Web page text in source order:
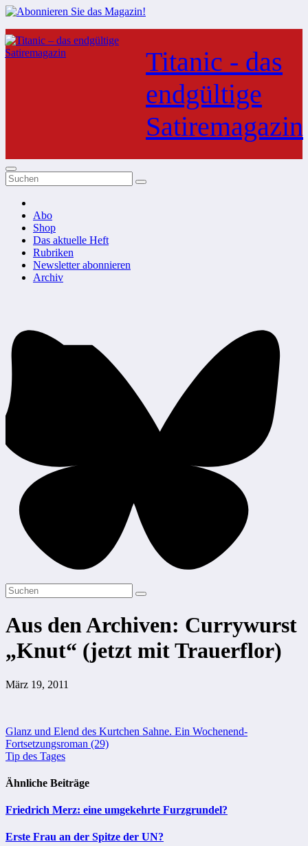
Zum
Inhalt
springen
Titanic - das
endgültige
Satiremagazin
Abo
Shop
Das aktuelle Heft
Rubriken
Newsletter abonnieren
Archiv
Aus den Archiven: Currywurst
„Knut“ (jetzt mit Trauerflor)
März 19, 2011
Beitragsnavigation
Glanz und Elend des Kurtchen Sahne. Ein Wochenend-
Fortsetzungsroman (29)
Tip des Tages
Ähnliche Beiträge
Friedrich Merz: eine umgekehrte Furzgrundel?
Erste Frau an der Spitze der UN?